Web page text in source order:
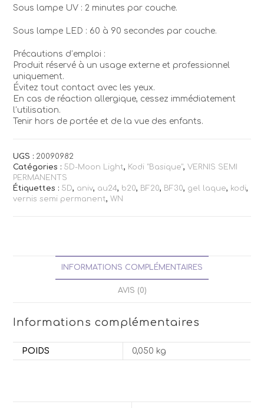
Sous lampe UV : 2 minutes par couche.
Sous lampe LED : 60 à 90 secondes par couche.
Précautions d’emploi :
Produit réservé à un usage externe et professionnel
uniquement.
Évitez tout contact avec les yeux.
En cas de réaction allergique, cessez immédiatement
l’utilisation.
Tenir hors de portée et de la vue des enfants.
UGS : 20090982
Catégories : 5D-Moon Light, Kodi "Basique",VERNIS SEMI
PERMANENTS
Étiquettes : 5D, aniv, au24, b20, BF20, BF30, gel laque, kodi,
vernis semi permanent,WN
INFORMATIONS COMPLÉMENTAIRES
AVIS (0)
Informations complémentaires
POIDS 0,050 kg